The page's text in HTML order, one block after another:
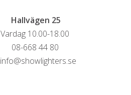
Hallvägen 25
Vardag 10.00-18.00
08-668 44 80
info@showlighters.se